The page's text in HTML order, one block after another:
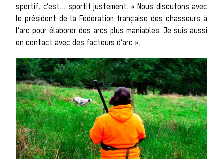
d’une
sportif, c’est… sportif justement. « Nous discutons avec
le président de la Fédération française des chasseurs à
l’arc pour élaborer des arcs plus maniables. Je suis aussi
en contact avec des facteurs d’arc ».